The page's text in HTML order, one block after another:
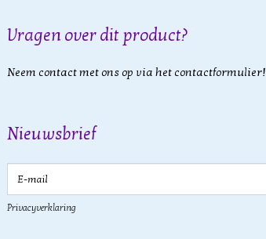
Vragen over dit product?
Neem contact met ons op via het contactformulier!
Nieuwsbrief
mail
Privacyverklaring